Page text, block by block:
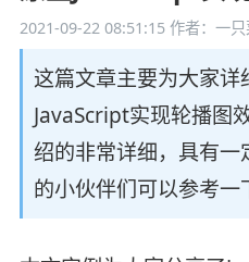
2021-09-22 08:51:15作者：一只
这篇文章主要为大家详
JavaScript实现轮播图
绍的非常详细，具有
的小伙伴们可以参考一